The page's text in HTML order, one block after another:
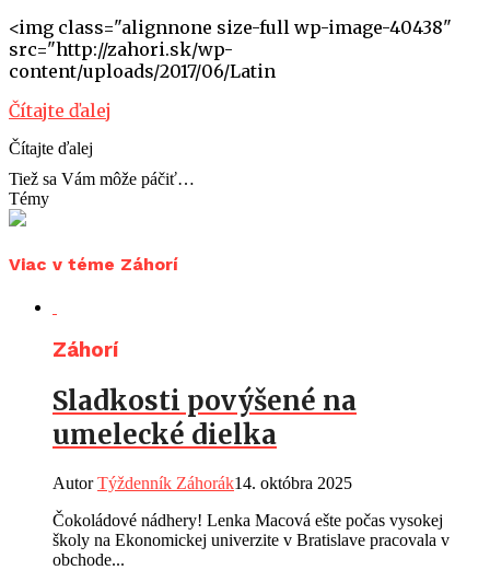
<img class="alignnone size-full wp-image-40438"
src="http://zahori.sk/wp-
content/uploads/2017/06/Latin
Čítajte ďalej
Čítajte ďalej
Tiež sa Vám môže páčiť…
Témy
Viac v téme Záhorí
Záhorí
Sladkosti povýšené na
umelecké dielka
AutorTýždenník Záhorák14. októbra 2025
Čokoládové nádhery! Lenka Macová ešte počas vysokej
školy na Ekonomickej univerzite v Bratislave pracovala v
obchode...